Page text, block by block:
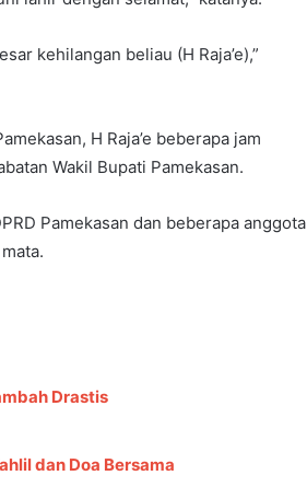
kehilangan beliau (H Raja’e),”
H Raja’e beberapa jam
Wakil Bupati Pamekasan.
Pamekasan dan beberapa anggota
Drastis
dan Doa Bersama